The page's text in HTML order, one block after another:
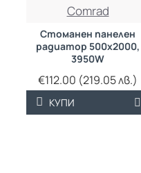
ТРАЙНО НИСКА
Comrad
Стоманен панелен
радиатор 500х2000,
3950W
€112.00 (219.05 лв.)
КУПИ